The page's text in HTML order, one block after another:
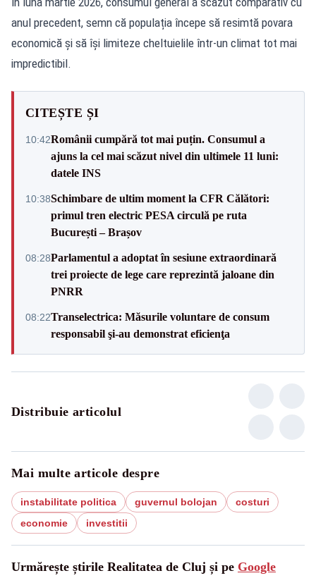
anul precedent, semn că populația începe să resimtă povara
economică și să își limiteze cheltuielile într-un climat tot mai
impredictibil.
CITEȘTE ȘI
10:42Românii cumpără tot mai puțin. Consumul a
ajuns la cel mai scăzut nivel din ultimele 11 luni:
datele INS
10:38Schimbare de ultim moment la CFR Călători:
primul tren electric PESA circulă pe ruta
București – Brașov
08:28Parlamentul a adoptat în sesiune extraordinară
trei proiecte de lege care reprezintă jaloane din
PNRR
08:22Transelectrica: Măsurile voluntare de consum
responsabil şi-au demonstrat eficienţa
Distribuie articolul
Mai multe articole despre
instabilitate politica guvernul bolojan
costuri
economie
investitii
Urmărește știrile Realitatea de Cluj și pe Google